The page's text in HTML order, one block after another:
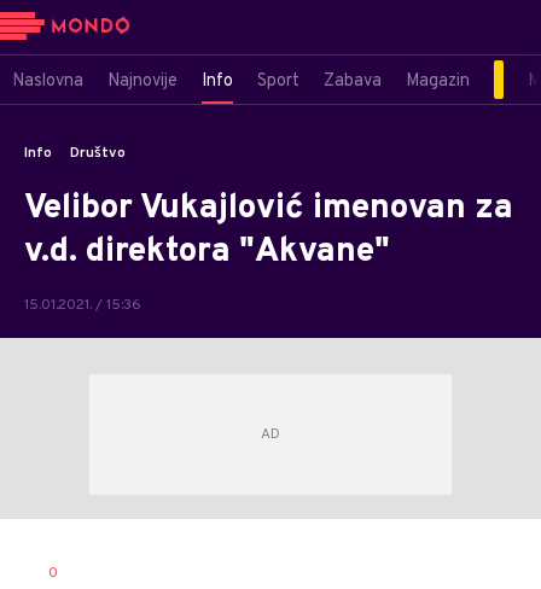
Naslovna Najnovije Info Sport Zabava Magazin
Info Društvo
Velibor Vukajlović imenovan za
v.d. direktora "Akvane"
15.01.2021. / 15:36
AUTOR
0